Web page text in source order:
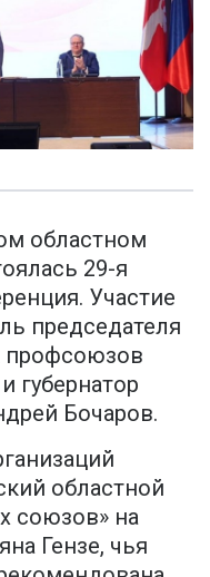
областном
29-я
Участие
председателя
профсоюзов
губернатор
Бочаров.
областной
союзов» на
Гензе, чья